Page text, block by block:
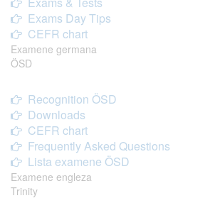
Exams Day Tips
CEFR chart
Examene germana
ÖSD
Recognition ÖSD
Downloads
CEFR chart
Frequently Asked Questions
Lista examene ÖSD
Examene engleza
Trinity